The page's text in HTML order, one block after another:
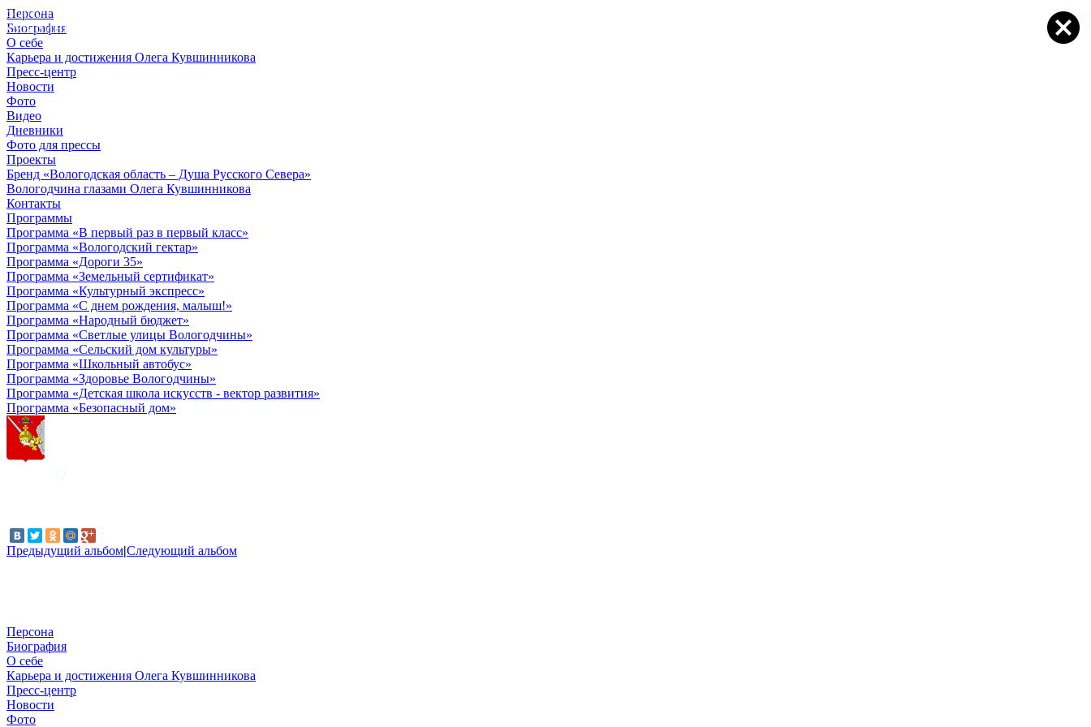
Персона
Биография
О себе
Карьера и достижения Олега Кувшинникова
Пресс-центр
Новости
Фото
Видео
Дневники
Фото для прессы
Проекты
Бренд «Вологодская область – Душа Русского Севера»
Вологодчина глазами Олега Кувшинникова
Контакты
Программы
Программа «В первый раз в первый класс»
Программа «Вологодский гектар»
Программа «Дороги 35»
Программа «Земельный сертификат»
Программа «Культурный экспресс»
Программа «С днем рождения, малыш!»
Программа «Народный бюджет»
Программа «Светлые улицы Вологодчины»
Программа «Сельский дом культуры»
Программа «Школьный автобус»
Программа «Здоровье Вологодчины»
Программа «Детская школа искусств - вектор развития»
Программа «Безопасный дом»
Предыдущий альбом|Следующий альбом
© 2012 - 2023,
КУВШИННИКОВ О.А.
Персона
Биография
О себе
Карьера и достижения Олега Кувшинникова
Пресс-центр
Новости
Фото